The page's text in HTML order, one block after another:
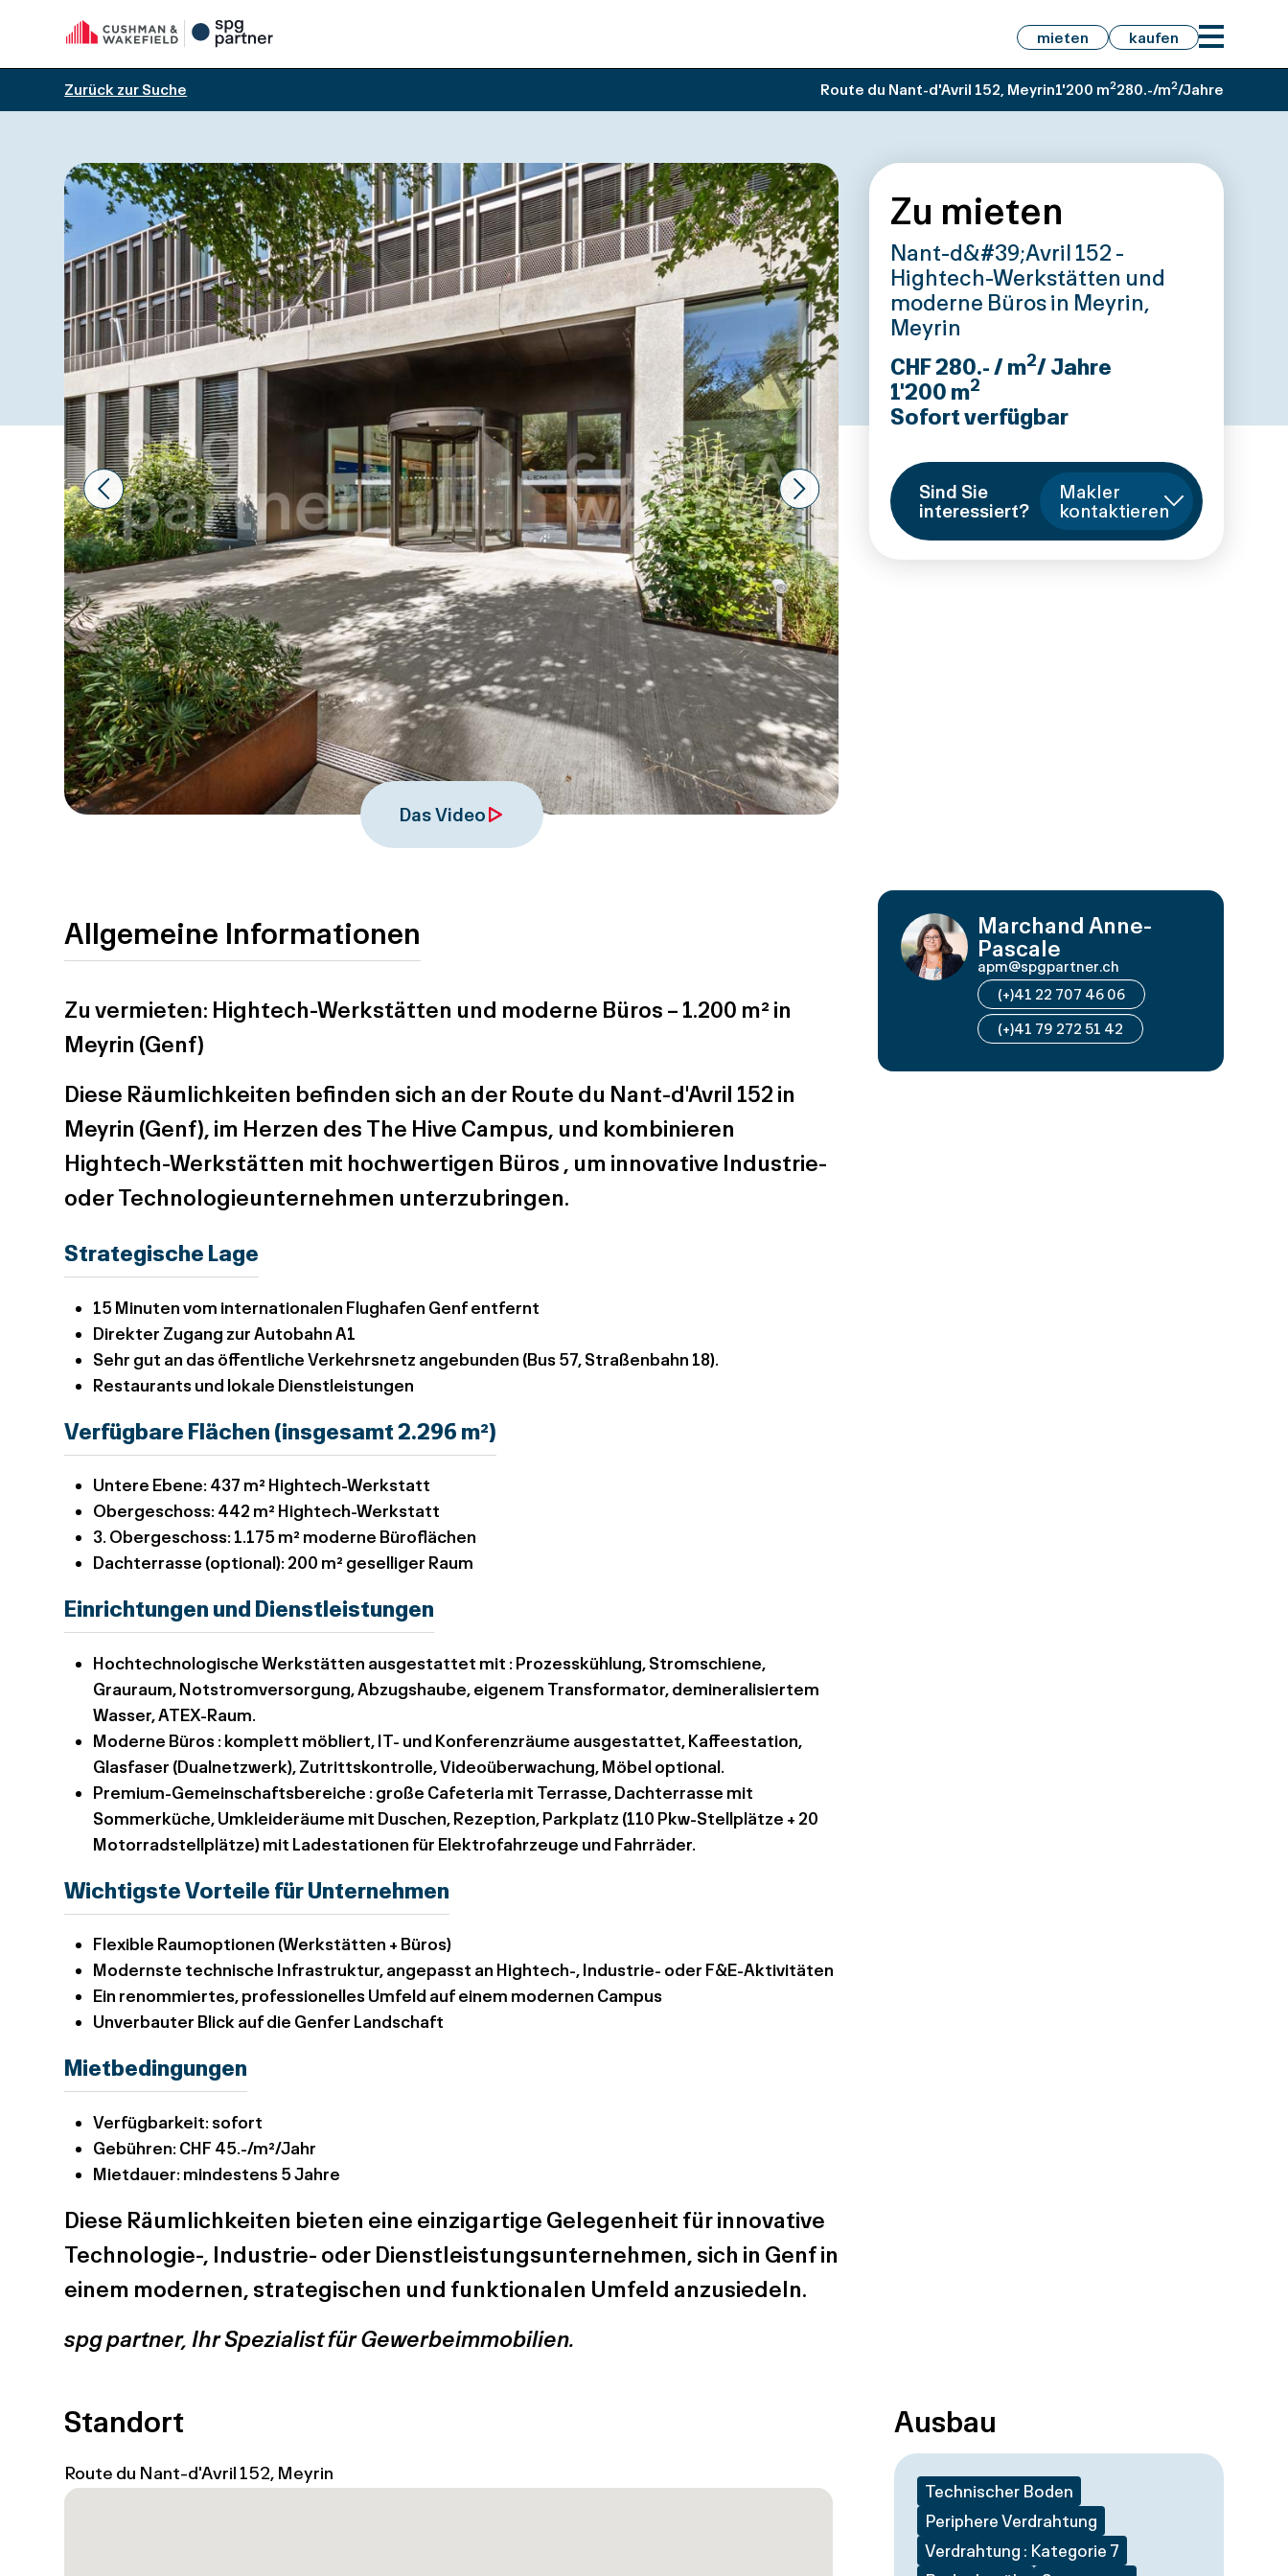
mieten kaufen
Zurück zur Suche Route du Nant-d'Avril 152, Meyrin1'200 m2280.-/m2/Jahre
Prev Next
Das Video
Zu mieten
Nant-d&#39;Avril 152 -
Hightech-Werkstätten und
moderne Büros in Meyrin,
Meyrin
CHF 280.- / m2/ Jahre
1'200 m2
Sofort verfügbar
Sind Sie
interessiert?
Makler
kontaktieren
Allgemeine Informationen
Zu vermieten: Hightech-Werkstätten und moderne Büros – 1.200 m² in
Meyrin (Genf)
Diese Räumlichkeiten befinden sich an der Route du Nant-d'Avril 152 in
Meyrin (Genf), im Herzen des The Hive Campus, und kombinieren
Hightech-Werkstätten mit hochwertigen Büros , um innovative Industrie-
oder Technologieunternehmen unterzubringen.
Strategische Lage
15 Minuten vom internationalen Flughafen Genf entfernt
Direkter Zugang zur Autobahn A1
Sehr gut an das öffentliche Verkehrsnetz angebunden (Bus 57, Straßenbahn 18).
Restaurants und lokale Dienstleistungen
Verfügbare Flächen (insgesamt 2.296 m²)
Untere Ebene: 437 m² Hightech-Werkstatt
Obergeschoss: 442 m² Hightech-Werkstatt
3. Obergeschoss: 1.175 m² moderne Büroflächen
Dachterrasse (optional): 200 m² geselliger Raum
Einrichtungen und Dienstleistungen
Hochtechnologische Werkstätten ausgestattet mit : Prozesskühlung, Stromschiene,
Grauraum, Notstromversorgung, Abzugshaube, eigenem Transformator, demineralisiertem
Wasser, ATEX-Raum.
Moderne Büros: komplett möbliert, IT- und Konferenzräume ausgestattet, Kaffeestation,
Glasfaser (Dualnetzwerk), Zutrittskontrolle, Videoüberwachung, Möbel optional.
Premium-Gemeinschaftsbereiche : große Cafeteria mit Terrasse, Dachterrasse mit
Sommerküche, Umkleideräume mit Duschen, Rezeption, Parkplatz (110 Pkw-Stellplätze + 20
Motorradstellplätze) mit Ladestationen für Elektrofahrzeuge und Fahrräder.
Wichtigste Vorteile für Unternehmen
Flexible Raumoptionen (Werkstätten + Büros)
Modernste technische Infrastruktur, angepasst an Hightech-, Industrie- oder F&E-Aktivitäten
Ein renommiertes, professionelles Umfeld auf einem modernen Campus
Unverbauter Blick auf die Genfer Landschaft
Mietbedingungen
Verfügbarkeit: sofort
Gebühren: CHF 45.-/m²/Jahr
Mietdauer: mindestens 5 Jahre
Diese Räumlichkeiten bieten eine einzigartige Gelegenheit für innovative
Technologie-, Industrie- oder Dienstleistungsunternehmen, sich in Genf in
einem modernen, strategischen und funktionalen Umfeld anzusiedeln.
spg partner, Ihr Spezialist für Gewerbeimmobilien.
Marchand Anne-
Pascale
apm@spgpartner.ch
(+)41 22 707 46 06
(+)41 79 272 51 42
Standort
Route du Nant-d'Avril 152, Meyrin
Ausbau
Technischer Boden
Periphere Verdrahtung
Verdrahtung : Kategorie 7